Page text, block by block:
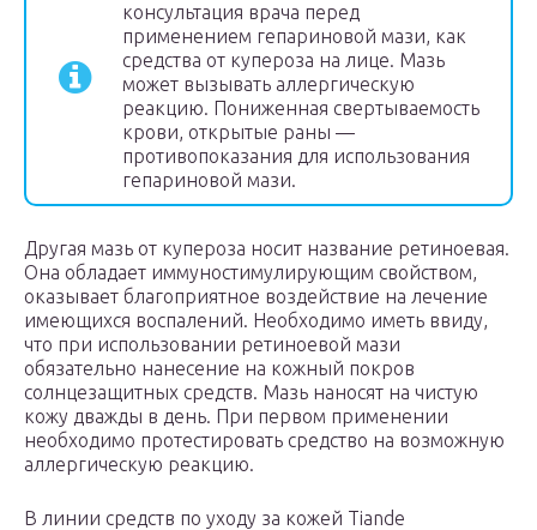
консультация врача перед
применением гепариновой мази, как
средства от купероза на лице. Мазь
может вызывать аллергическую
реакцию. Пониженная свертываемость
крови, открытые раны —
противопоказания для использования
гепариновой мази.
Другая мазь от купероза носит название ретиноевая.
Она обладает иммуностимулирующим свойством,
оказывает благоприятное воздействие на лечение
имеющихся воспалений. Необходимо иметь ввиду,
что при использовании ретиноевой мази
обязательно нанесение на кожный покров
солнцезащитных средств. Мазь наносят на чистую
кожу дважды в день. При первом применении
необходимо протестировать средство на возможную
аллергическую реакцию.
В линии средств по уходу за кожей Tiande